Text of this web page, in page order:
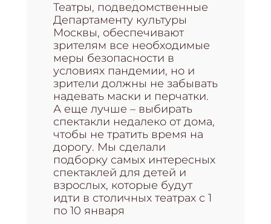
Театры, подведомственные
Департаменту культуры
Москвы, обеспечивают
зрителям все необходимые
меры безопасности в
условиях пандемии, но и
зрители должны не забывать
надевать маски и перчатки.
А еще лучше – выбирать
спектакли недалеко от дома,
чтобы не тратить время на
дорогу. Мы сделали
подборку самых интересных
спектаклей для детей и
взрослых, которые будут
идти в столичных театрах с 1
по 10 января